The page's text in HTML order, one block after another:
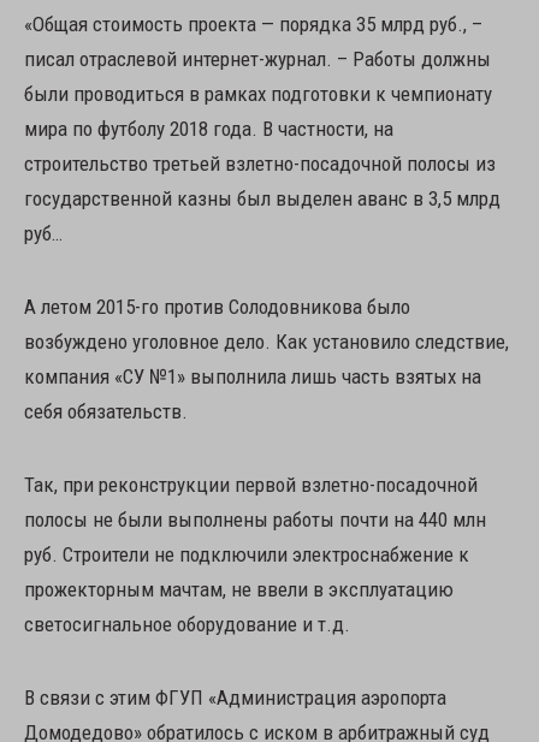
«Общая стоимость проекта — порядка 35 млрд руб., –
писал отраслевой интернет-журнал. – Работы должны
были проводиться в рамках подготовки к чемпионату
мира по футболу 2018 года. В частности, на
строительство третьей взлетно-посадочной полосы из
государственной казны был выделен аванс в 3,5 млрд
руб…
А летом 2015-го против Солодовникова было
возбуждено уголовное дело. Как установило следствие,
компания «СУ №1» выполнила лишь часть взятых на
себя обязательств.
Так, при реконструкции первой взлетно-посадочной
полосы не были выполнены работы почти на 440 млн
руб. Строители не подключили электроснабжение к
прожекторным мачтам, не ввели в эксплуатацию
светосигнальное оборудование и т.д.
В связи с этим ФГУП «Администрация аэропорта
Домодедово» обратилось с иском в арбитражный суд